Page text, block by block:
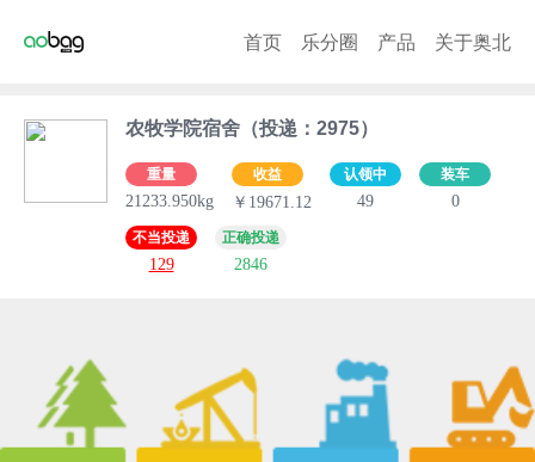
首页 乐分圈 产品 关于奥北
农牧学院宿舍（投递：2975）
重量
21233.950kg
收益
￥19671.12
认领中
49
装车
0
不当投递
129
正确投递
2846